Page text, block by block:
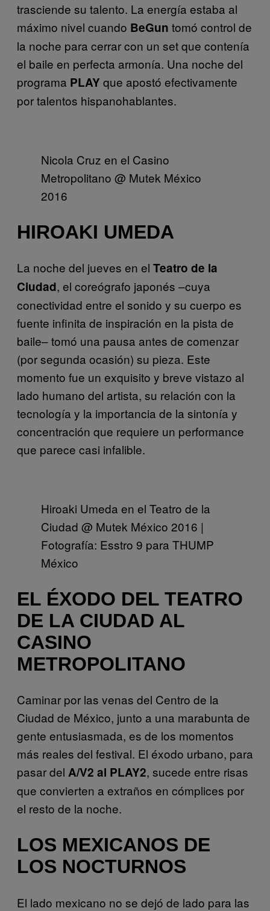
trasciende su talento. La energía estaba al
máximo nivel cuando BeGun tomó control de
la noche para cerrar con un set que contenía
el baile en perfecta armonía. Una noche del
programa PLAY que apostó efectivamente
por talentos hispanohablantes.
Nicola Cruz en el Casino
Metropolitano @ Mutek México
2016
HIROAKI UMEDA
La noche del jueves en el Teatro de la
Ciudad, el coreógrafo japonés –cuya
conectividad entre el sonido y su cuerpo es
fuente infinita de inspiración en la pista de
baile– tomó una pausa antes de comenzar
(por segunda ocasión) su pieza. Este
momento fue un exquisito y breve vistazo al
lado humano del artista, su relación con la
tecnología y la importancia de la sintonía y
concentración que requiere un performance
que parece casi infalible.
Hiroaki Umeda en el Teatro de la
Ciudad @ Mutek México 2016 |
Fotografía: Esstro 9 para THUMP
México
EL ÉXODO DEL TEATRO
DE LA CIUDAD AL
CASINO
METROPOLITANO
Caminar por las venas del Centro de la
Ciudad de México, junto a una marabunta de
gente entusiasmada, es de los momentos
más reales del festival. El éxodo urbano, para
pasar del A/V2 al PLAY2, sucede entre risas
que convierten a extraños en cómplices por
el resto de la noche.
LOS MEXICANOS DE
LOS NOCTURNOS
El lado mexicano no se dejó de lado para las